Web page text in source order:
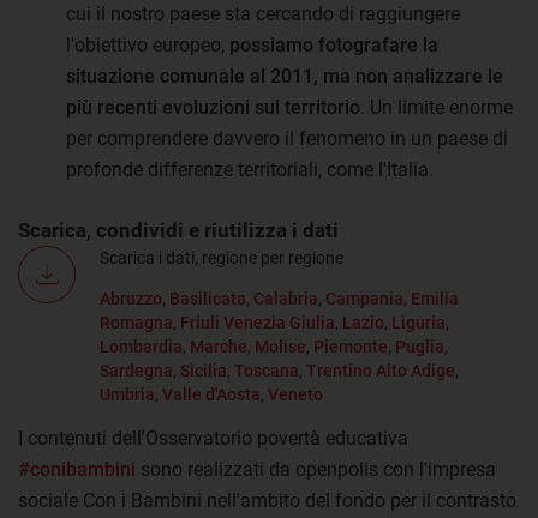
cui il nostro paese sta cercando di raggiungere
l'obiettivo europeo, possiamo fotografare la
situazione comunale al 2011, ma non analizzare le
più recenti evoluzioni sul territorio . Un limite enorme
per comprendere davvero il fenomeno in un paese di
profonde differenze territoriali, come l'Italia.
Scarica, condividi e riutilizza i dati
Scarica i dati, regione per regione
Abruzzo Basilicata Calabria Campania Emilia
Romagna Friuli Venezia Giulia Lazio Liguria
Lombardia Marche Molise Piemonte Puglia
Sardegna Sicilia Toscana Trentino Alto Adige
Umbria Valle d'Aosta Veneto
I contenuti dell'Osservatorio povertà educativa
#conibambini sono realizzati da openpolis con l'impresa
sociale Con i Bambini nell'ambito del fondo per il contrasto